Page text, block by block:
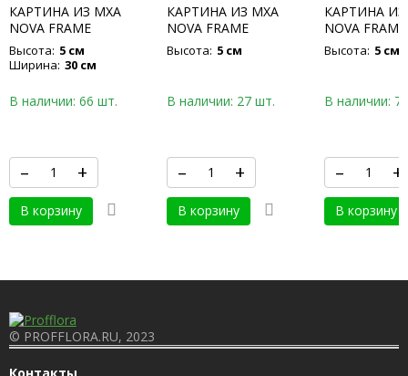
КАРТИНА ИЗ МХА
NOVA FRAME
ANTHRACITE-
CONCRETE 100% FLAT
MOSS
Высота: 5 см
Ширина: 30 см
В наличии: 66 шт.
– +
В корзину
КАРТИНА ИЗ МХА
NOVA FRAME
ANTHRACITE-
CONCRETE 100% FLAT
Высота: 5 см
В наличии: 27 шт.
– +
В корзину
КАРТИНА
NOVA
CONCRETE
MOSS
Высота: 5 см
В наличии:
– +
В корзину
© PROFFLORA.RU, 2023